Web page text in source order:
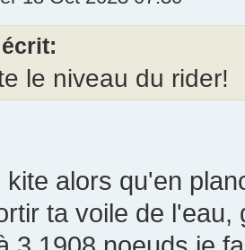
le niveau du rider!
alors qu'en
ta voile de l'eau,